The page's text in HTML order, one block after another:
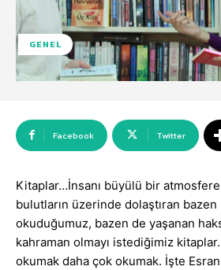
GENEL
Facebook Twitter
Kitaplar…İnsanı büyülü bir
bulutların üzerinde dolaştıran bazen
okuduğumuz, bazen de yaşanan
kahraman olmayı istediğimiz
okumak daha çok okumak. İşte